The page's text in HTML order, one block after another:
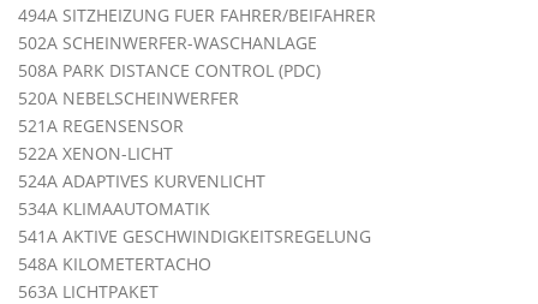
494A SITZHEIZUNG FUER FAHRER/BEIFAHRER
502A SCHEINWERFER-WASCHANLAGE
508A PARK DISTANCE CONTROL (PDC)
520A NEBELSCHEINWERFER
521A REGENSENSOR
522A XENON-LICHT
524A ADAPTIVES KURVENLICHT
534A KLIMAAUTOMATIK
541A AKTIVE GESCHWINDIGKEITSREGELUNG
548A KILOMETERTACHO
563A LICHTPAKET